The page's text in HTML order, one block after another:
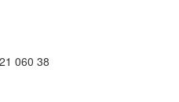
060 38